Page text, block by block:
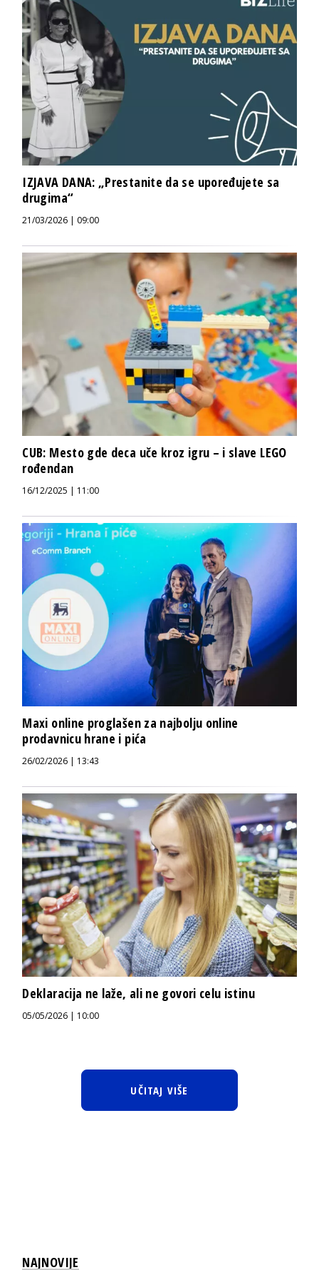
IZJAVA DANA: „Prestanite da se upoređujete sa
drugima“
21/03/2026 | 09:00
CUB: Mesto gde deca uče kroz igru – i slave LEGO
rođendan
16/12/2025 | 11:00
Maxi online proglašen za najbolju online
prodavnicu hrane i pića
26/02/2026 | 13:43
Deklaracija ne laže, ali ne govori celu istinu
05/05/2026 | 10:00
UČITAJ VIŠE
NAJNOVIJE